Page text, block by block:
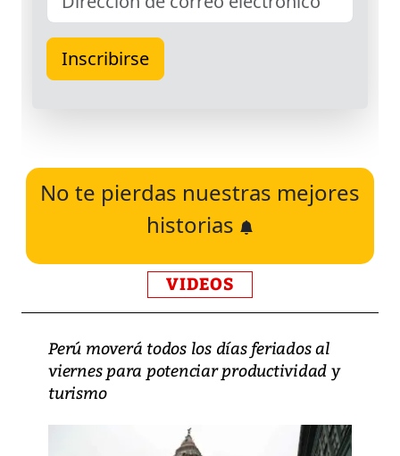
No te pierdas nuestras mejores
historias
VIDEOS
Perú moverá todos los días feriados al
viernes para potenciar productividad y
turismo